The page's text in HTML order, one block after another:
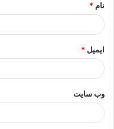
نام *
ایمیل *
وب‌ سایت